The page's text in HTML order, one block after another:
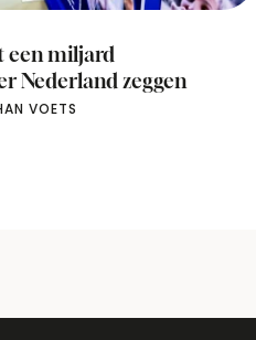
een miljard
Nederland zeggen
VOETS